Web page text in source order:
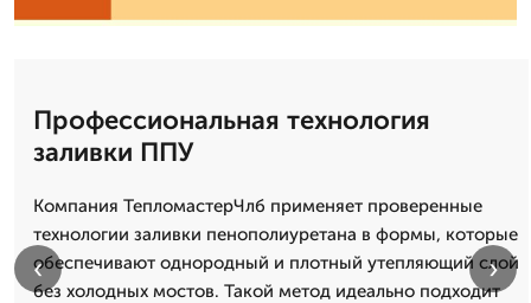
Профессиональная технология
заливки ППУ
Компания ТепломастерЧлб применяет проверенные
технологии заливки пенополиуретана в формы, которые
обеспечивают однородный и плотный утепляющий слой
без холодных мостов. Такой метод идеально подходит
‹ ›